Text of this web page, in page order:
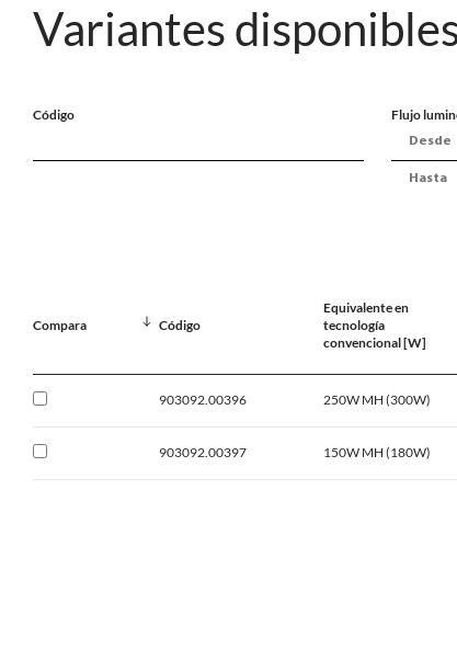
Variantes
Código Flujo
Compara Código
Equivalente en
tecnología
convencional [W]
903092.00396 250W MH (300W)
903092.00397 150W MH (180W)